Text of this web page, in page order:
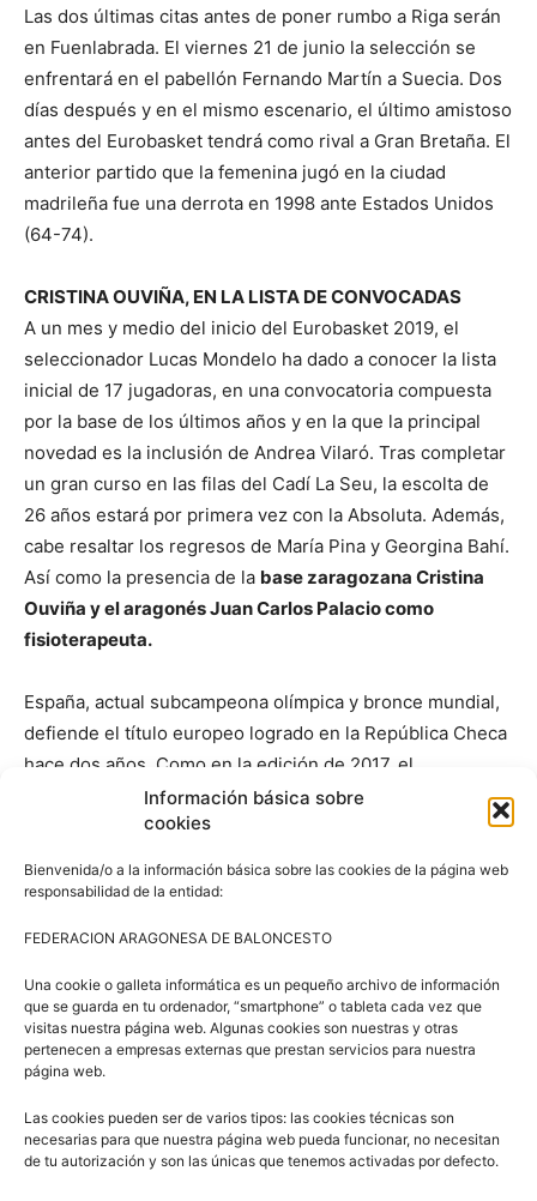
Información básica sobre
cookies
Bienvenida/o a la información básica sobre las cookies de la página web
responsabilidad de la entidad:
FEDERACION ARAGONESA DE BALONCESTO
Una cookie o galleta informática es un pequeño archivo de información
que se guarda en tu ordenador, “smartphone” o tableta cada vez que
visitas nuestra página web. Algunas cookies son nuestras y otras
pertenecen a empresas externas que prestan servicios para nuestra
página web.
Las cookies pueden ser de varios tipos: las cookies técnicas son
necesarias para que nuestra página web pueda funcionar, no necesitan
de tu autorización y son las únicas que tenemos activadas por defecto.
Las dos últimas citas antes de poner rumbo a Riga serán
en Fuenlabrada. El viernes 21 de junio la selección se
enfrentará en el pabellón Fernando Martín a Suecia. Dos
días después y en el mismo escenario, el último amistoso
antes del Eurobasket tendrá como rival a Gran Bretaña. El
anterior partido que la femenina jugó en la ciudad
madrileña fue una derrota en 1998 ante Estados Unidos
(64-74).
CRISTINA OUVIÑA, EN LA LISTA DE CONVOCADAS
A un mes y medio del inicio del Eurobasket 2019, el
seleccionador Lucas Mondelo ha dado a conocer la lista
inicial de 17 jugadoras, en una convocatoria compuesta
por la base de los últimos años y en la que la principal
novedad es la inclusión de Andrea Vilaró. Tras completar
un gran curso en las filas del Cadí La Seu, la escolta de
26 años estará por primera vez con la Absoluta. Además,
cabe resaltar los regresos de María Pina y Georgina Bahí.
Así como la presencia de la base zaragozana Cristina
Ouviña y el aragonés Juan Carlos Palacio como
fisioterapeuta.
España, actual subcampeona olímpica y bronce mundial,
defiende el título europeo logrado en la República Checa
hace dos años. Como en la edición de 2017, el
Eurobasket tendrá una duración de 11 días. Los 16
clasificados han quedado divididos en cuatro grupos. Los
primeros clasificados accederán directamente a los
cuartos de final, mientras que los segundos y terceros
cuartos.
La fase final se celebrará íntegramente en Belgrado
(Serbia). España disputará la fase de grupos en Riga
(Letonia), donde se enfrentará a Ucrania, Gran Bretaña y
Letonia.
De esta lista inicial saldrán las doce elegidas que